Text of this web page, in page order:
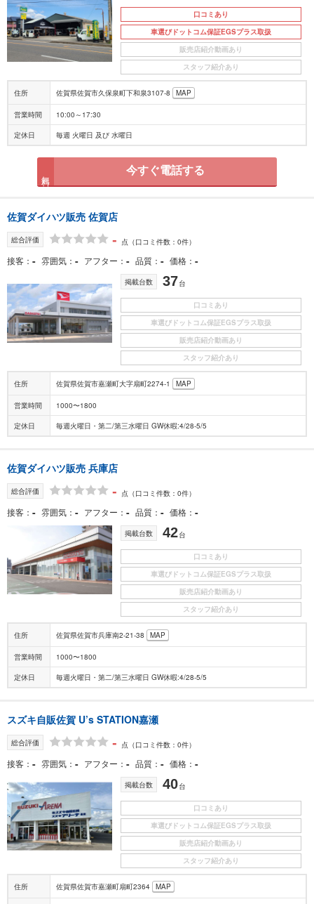
口コミあり
車選びドットコム保証EGSプラス取扱
販売店紹介動画あり
スタッフ紹介あり
住所 佐賀県佐賀市久保泉町下和泉3107-8 MAP
営業時間 10:00～17:30
定休日 毎週 火曜日 及び 水曜日
今すぐ電話する
佐賀ダイハツ販売 佐賀店
総合評価 - 点 （口コミ件数：0件）
接客 - 雰囲気 - アフター - 品質 - 価格 -
掲載台数 37台
口コミあり
車選びドットコム保証EGSプラス取扱
販売店紹介動画あり
スタッフ紹介あり
住所 佐賀県佐賀市嘉瀬町大字扇町2274-1 MAP
営業時間 1000〜1800
定休日 毎週火曜日・第二/第三水曜日 GW休暇:4/28-5/5
佐賀ダイハツ販売 兵庫店
総合評価 - 点 （口コミ件数：0件）
接客 - 雰囲気 - アフター - 品質 - 価格 -
掲載台数 42台
口コミあり
車選びドットコム保証EGSプラス取扱
販売店紹介動画あり
スタッフ紹介あり
住所 佐賀県佐賀市兵庫南2-21-38 MAP
営業時間 1000〜1800
定休日 毎週火曜日・第二/第三水曜日 GW休暇:4/28-5/5
スズキ自販佐賀 U’s STATION嘉瀬
総合評価 - 点 （口コミ件数：0件）
接客 - 雰囲気 - アフター - 品質 - 価格 -
掲載台数 40台
口コミあり
車選びドットコム保証EGSプラス取扱
販売店紹介動画あり
スタッフ紹介あり
住所 佐賀県佐賀市嘉瀬町扇町2364 MAP